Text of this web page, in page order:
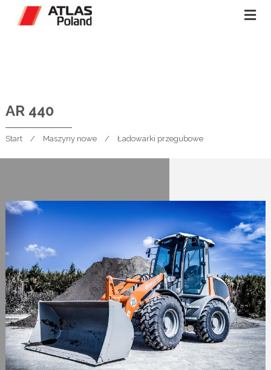
AR 440
Start Maszyny nowe Ładowarki przegubowe